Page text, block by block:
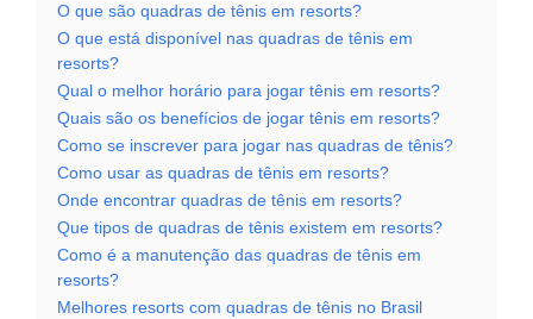
O que são quadras de tênis em resorts?
O que está disponível nas quadras de tênis em
resorts?
Qual o melhor horário para jogar tênis em resorts?
Quais são os benefícios de jogar tênis em resorts?
Como se inscrever para jogar nas quadras de tênis?
Como usar as quadras de tênis em resorts?
Onde encontrar quadras de tênis em resorts?
Que tipos de quadras de tênis existem em resorts?
Como é a manutenção das quadras de tênis em
resorts?
Melhores resorts com quadras de tênis no Brasil